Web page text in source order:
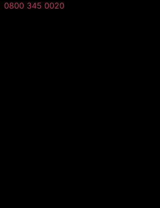
0800 345 0020